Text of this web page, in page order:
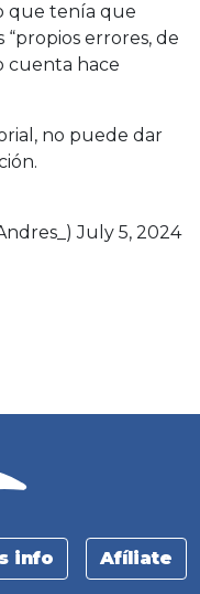
que tenía que
errores, de
cuenta hace
no puede dar
July 5, 2024
info Afíliate